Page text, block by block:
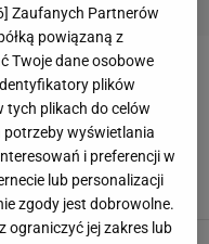
smakiem! Oto pyszne
Idealne na sportowe
] Zaufanych Partnerów
powiązaną z
Twoje dane osobowe
plików
tych plikach do celów
potrzeby wyświetlania
i preferencji w
lub personalizacji
zgody jest dobrowolne.
ograniczyć jej zakres lub